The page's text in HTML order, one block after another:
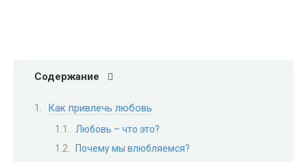
Содержание
Как привлечь любовь
Любовь – что это?
Почему мы влюбляемся?